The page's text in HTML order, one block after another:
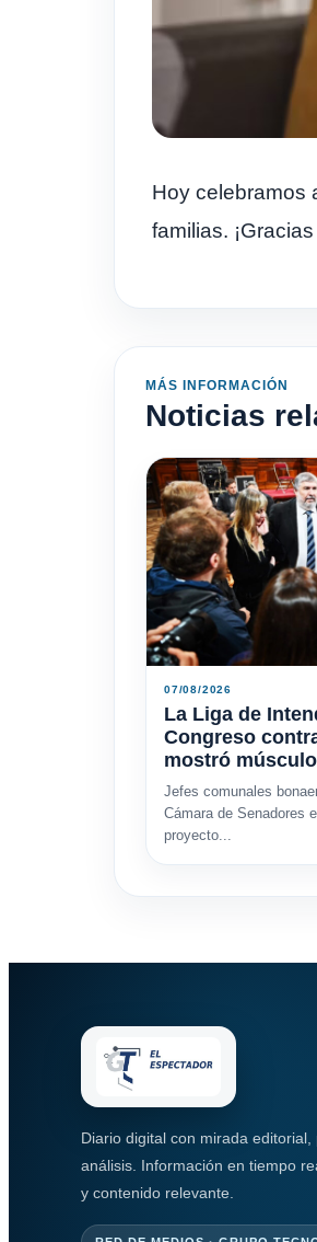
Hoy celebramos
familias.
MÁS INFORMACIÓN
Noticias
07/08/2026
La Liga de
Congreso
mostró
Jefes comunales
Cámara de Senadores
proyecto...
Diario digital con mirada
análisis. Información en tiempo
y contenido relevante.